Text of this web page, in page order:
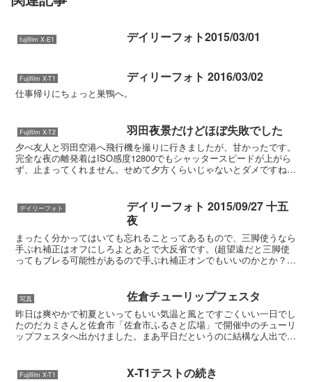
fujifilm X-E1 デイリーフォト2015/03/01
Fujifilm X-T1 ディリーフォト 2016/03/02
仕事帰りにちょっと巣鴨へ。
Fujifilm X-T2 羽田夜景だけどほぼ失敗でした
夕べ友人と羽田空港へ飛行機を撮りに行きましたが、甘かったです。
完全な夜の離発着はISO感度12800でもシャッタースピードが上がら
ず、止まってくれません。せめて夕方くらいじゃないとダメですね。
デイリーフォト
デイリーフォト 2015/09/27 十五
夜
まったく分かってはいても忘れることってあるもので、三脚使うなら
手ぶれ補正はオフにしろよとあとで大反省です。(超望遠だと三脚使
ってもブレる可能性があるので手ぶれ補正オンでもいいのかとか？)
写真 佐倉チューリップフェスタ
昨日は爽やかで初夏といってもいい気温と風とですごくいい一日でし
たのだカミさんと佐倉市「佐倉市ふるさと広場」で開催中のチューリ
ップフェスタへ出かけました。まあ平日だというのに結構な人出で
Fujifilm X-T1 X-T1テストの続き